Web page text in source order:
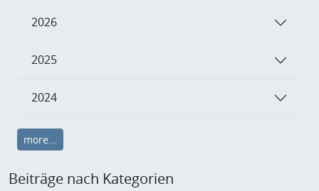
2026
2025
2024
more...
Beiträge nach Kategorien